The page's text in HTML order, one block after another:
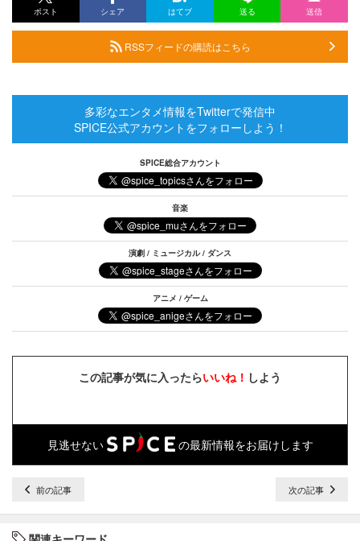
ポスト シェア はてブ 送る 送信
RSSフィードの購読はこちら
多彩なエンタメ情報をTwitterで発信中
SPICE公式アカウントをフォローしよう！
SPICE総合アカウント
音楽
演劇 / ミュージカル / ダンス
アニメ / ゲーム
この記事が気に入ったらいいね！ しよう
見逃せない の最新情報をお届けします
前の記事 次の記事